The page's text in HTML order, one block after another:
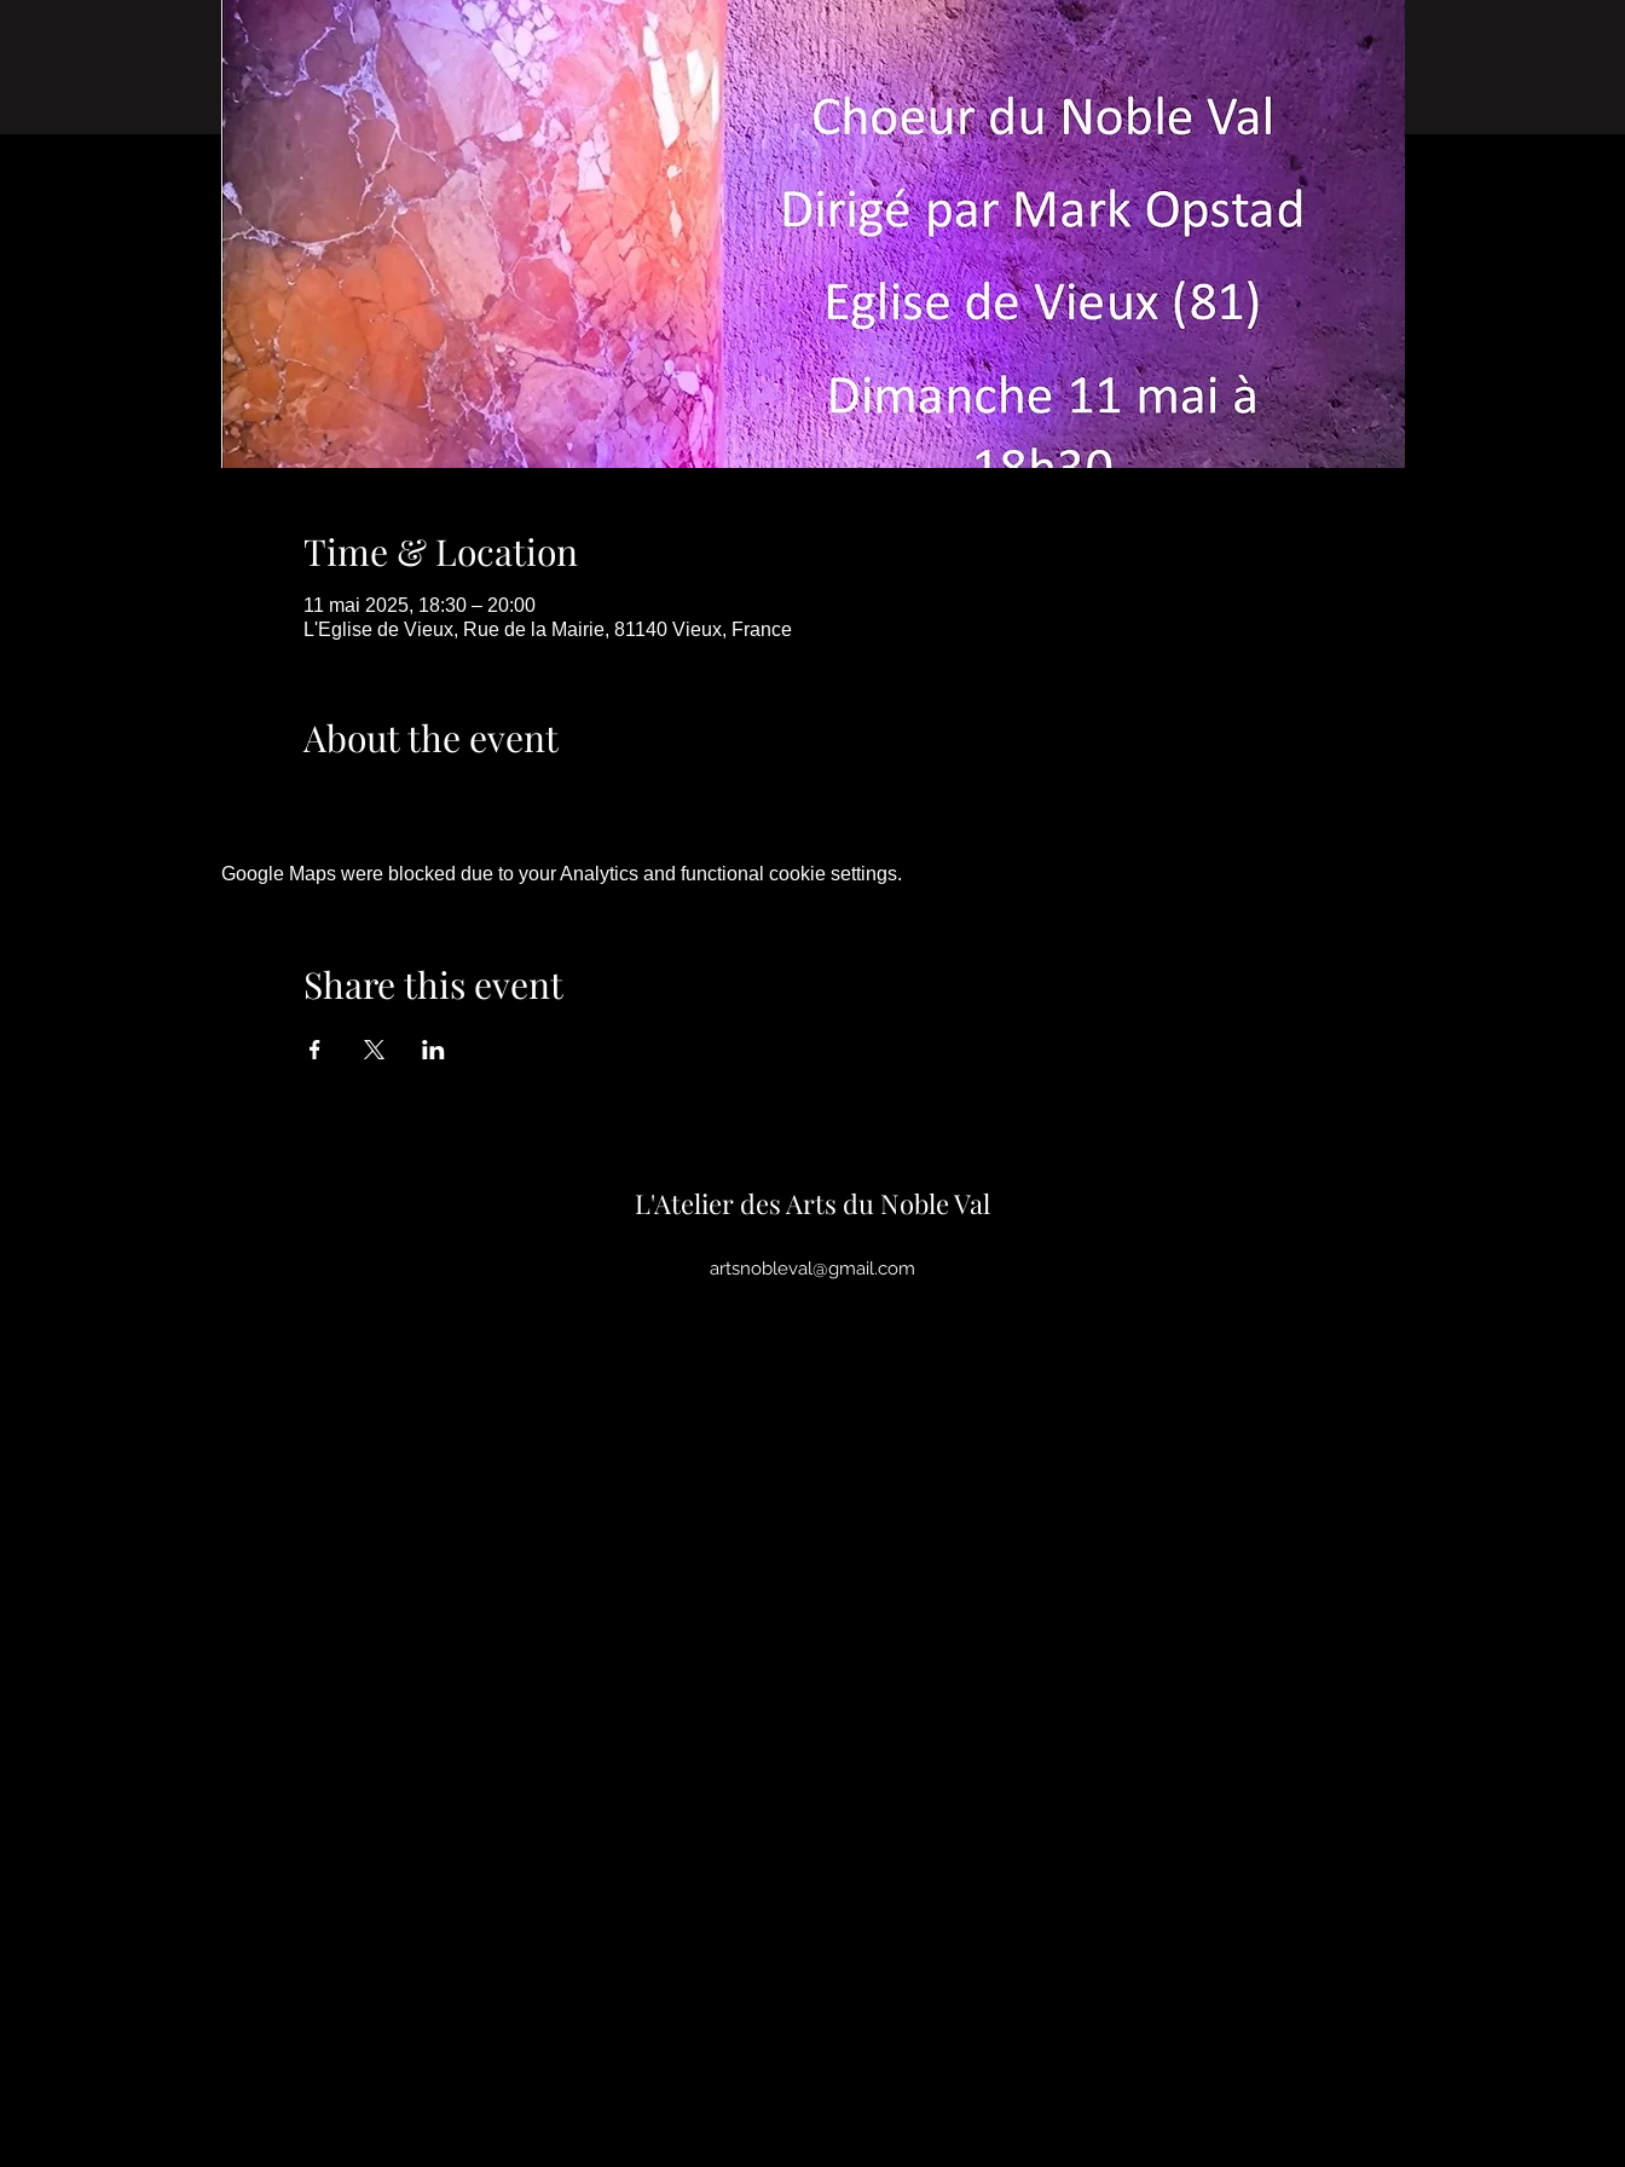
Time & Location
11 mai 2025, 18:30 – 20:00
L'Eglise de Vieux, Rue de la Mairie, 81140 Vieux, France
About the event
Google Maps were blocked due to your Analytics and functional cookie settings.
Share this event
L'Atelier des Arts du Noble Val
artsnobleval@gmail.com